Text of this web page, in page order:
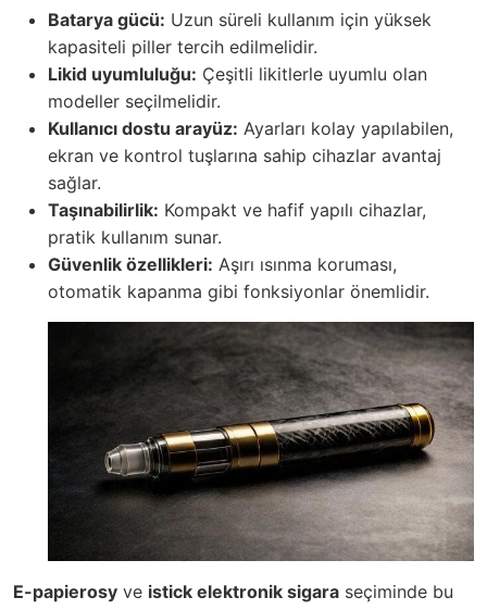
Batarya gücü: Uzun süreli kullanım için yüksek
kapasiteli piller tercih edilmelidir.
Likid uyumluluğu: Çeşitli likitlerle uyumlu olan
modeller seçilmelidir.
Kullanıcı dostu arayüz: Ayarları kolay yapılabilen,
ekran ve kontrol tuşlarına sahip cihazlar avantaj
sağlar.
Taşınabilirlik: Kompakt ve hafif yapılı cihazlar,
pratik kullanım sunar.
Güvenlik özellikleri: Aşırı ısınma koruması,
otomatik kapanma gibi fonksiyonlar önemlidir.
E-papierosy ve istick elektronik sigara seçiminde bu